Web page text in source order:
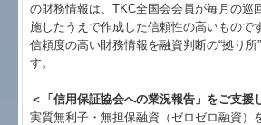
関与先向け融資商品ご紹介
経営改善オンデマンド講座
個人情報保護方針
の財務情報は、TKC全国会会員が毎月の巡
施したうえで作成した信頼性の高いもので
信頼度の高い財務情報を融資判断の“拠り所
す。
＜「信用保証協会への業況報告」をご支援
実質無利子・無担保融資（ゼロゼロ融資）